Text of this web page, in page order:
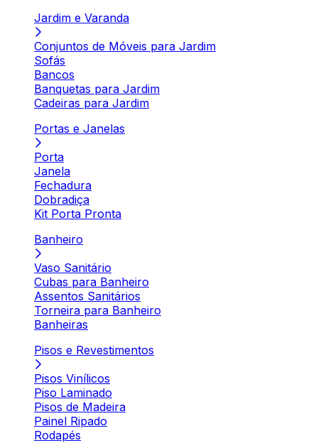
Jardim e Varanda
Conjuntos de Móveis para Jardim
Sofás
Bancos
Banquetas para Jardim
Cadeiras para Jardim
Portas e Janelas
Porta
Janela
Fechadura
Dobradiça
Kit Porta Pronta
Banheiro
Vaso Sanitário
Cubas para Banheiro
Assentos Sanitários
Torneira para Banheiro
Banheiras
Pisos e Revestimentos
Pisos Vinílicos
Piso Laminado
Pisos de Madeira
Painel Ripado
Rodapés